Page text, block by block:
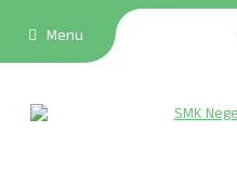
Menu